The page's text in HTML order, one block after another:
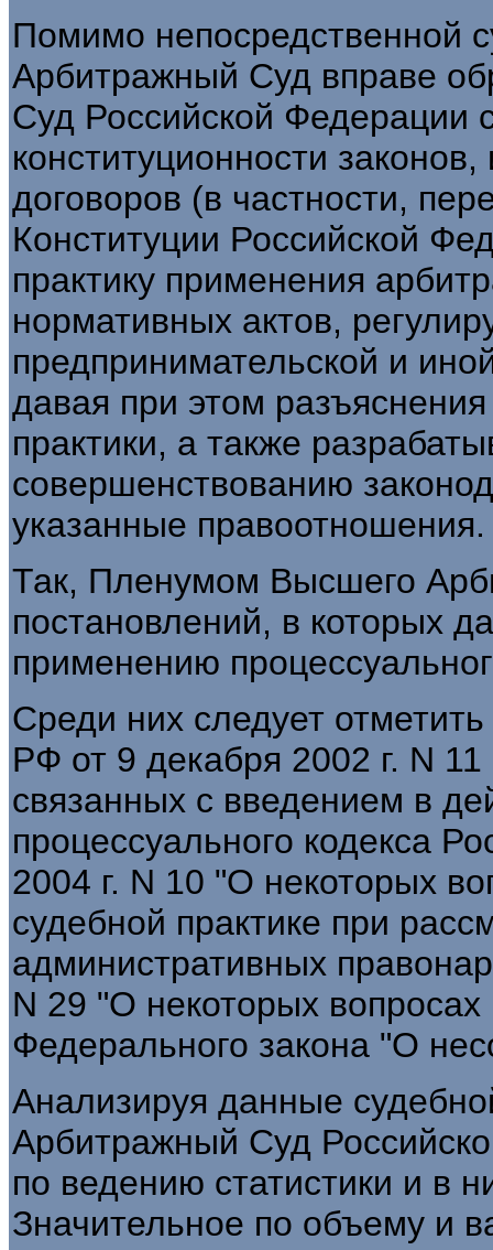
Помимо непосредственной
Арбитражный Суд вправе
Суд Российской Федерации
конституционности
договоров (в частности,
Конституции Российской
практику применения
нормативных актов,
предпринимательской и
давая при этом
практики, а также
совершенствованию
указанные правоотношения.
Так, Пленумом Высшего
постановлений, в которых
применению
Среди них следует
РФ от 9 декабря 2002 г. N
связанных с введением в
процессуального кодекса
2004 г. N 10 "О некоторых
судебной практике при
административных
N 29 "О некоторых
Федерального закона "О
Анализируя данные
Арбитражный Суд
по ведению статистики и в
Значительное по объему и